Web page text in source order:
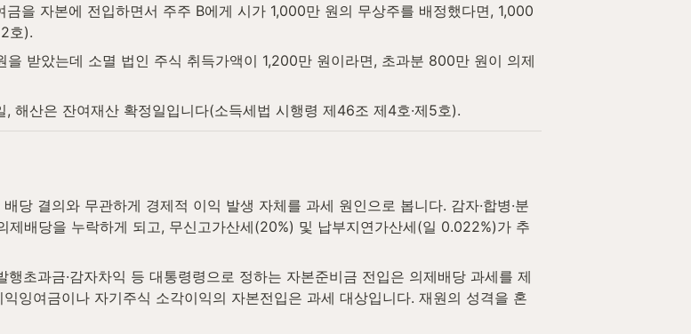
금을 자본에 전입하면서 주주 B에게 시가 1,000만 원의 무상주를 배정했다면, 1,000
호).
받았는데 소멸 법인 주식 취득가액이 1,200만 원이라면, 초과분 800만 원이 의제
, 해산은 잔여재산 확정일입니다(소득세법 시행령 제46조 제4호·제5호).
당 결의와 무관하게 경제적 이익 발생 자체를 과세 원인으로 봅니다. 감자·합병·분
배당을 누락하게 되고, 무신고가산세(20%) 및 납부지연가산세(일 0.022%)가 추
행초과금·감자차익 등 대통령령으로 정하는 자본준비금 전입은 의제배당 과세를 제
잉여금이나 자기주식 소각이익의 자본전입은 과세 대상입니다. 재원의 성격을 혼